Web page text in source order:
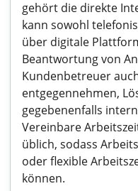
gehört die direkte
kann sowohl
über digitale
Beantwortung von
Kundenbetreuer
entgegennehmen,
gegebenenfalls
Vereinbare
üblich, sodass
oder flexible
können.